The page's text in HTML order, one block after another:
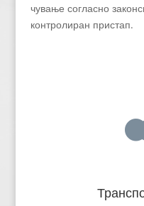
чување согласно
контролиран пристап.